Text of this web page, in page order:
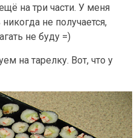
на три части. У меня
не получается,
не буду =)
на тарелку. Вот, что у